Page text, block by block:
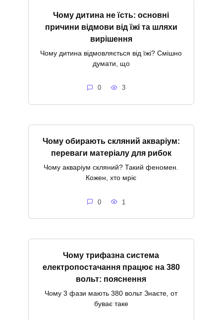
Чому дитина не їсть: основні
причини відмови від їжі та шляхи
вирішення
Чому дитина відмовляється від їжі? Смішно
думати, що
0 3
Чому обирають скляний акваріум:
переваги матеріалу для рибок
Чому акваріум скляний? Такий феномен.
Кожен, хто мріє
0 1
Чому трифазна система
електропостачання працює на 380
вольт: пояснення
Чому 3 фази мають 380 вольт Знаєте, от
буває таке